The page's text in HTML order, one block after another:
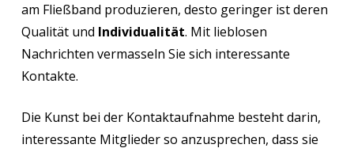
am Fließband produzieren, desto geringer ist deren
Qualität und Individualität. Mit lieblosen
Nachrichten vermasseln Sie sich interessante
Kontakte.
Die Kunst bei der Kontaktaufnahme besteht darin,
interessante Mitglieder so anzusprechen, dass sie